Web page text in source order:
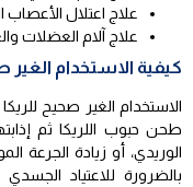
علاج اعتلال الأعصاب
علاج آلام العضلات
كيفية الاستخدام الغير
الاستخدام الغير صحيح
طحن حبوب اللريكا ثم
بالضرورة للاعتياد